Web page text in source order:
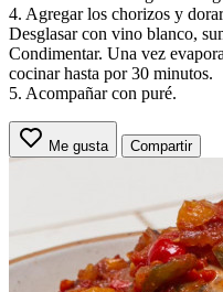
4. Agregar los chorizos y
Desglasar con vino blanco,
Condimentar. Una vez
cocinar hasta por 30 minutos.
5. Acompañar con puré.
Me gusta Compartir